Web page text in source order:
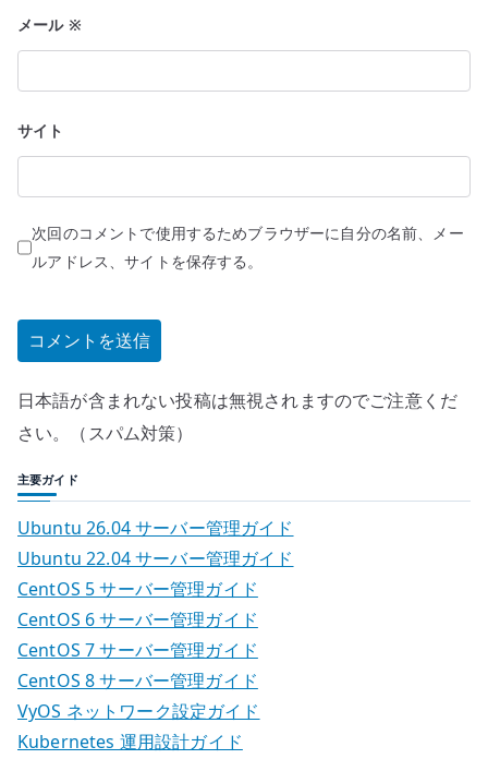
メール ※
サイト
次回のコメントで使用するためブラウザーに自分の名前、メー
ルアドレス、サイトを保存する。
日本語が含まれない投稿は無視されますのでご注意くだ
さい。（スパム対策）
主要ガイド
Ubuntu 26.04 サーバー管理ガイド
Ubuntu 22.04 サーバー管理ガイド
CentOS 5 サーバー管理ガイド
CentOS 6 サーバー管理ガイド
CentOS 7 サーバー管理ガイド
CentOS 8 サーバー管理ガイド
VyOS ネットワーク設定ガイド
Kubernetes 運用設計ガイド